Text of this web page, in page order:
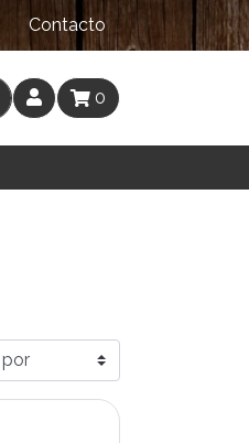
Contacto
0